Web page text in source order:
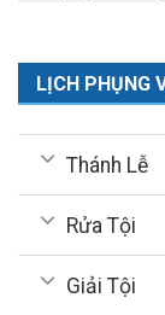
LỊCH PHỤNG
Thánh Lễ
Rửa Tội
Giải Tội